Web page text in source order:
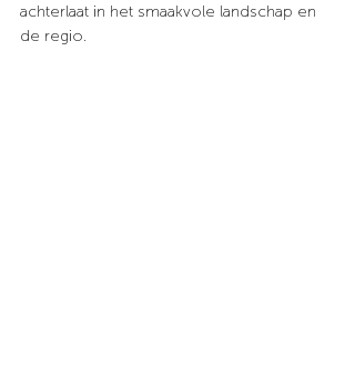
achterlaat in het smaakvole landschap en
de regio.